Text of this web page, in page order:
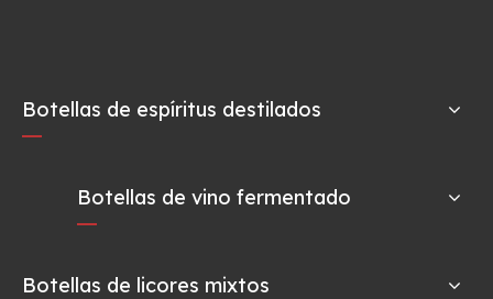
Botellas de espíritus destilados
Botellas de vino fermentado
Botellas de licores mixtos